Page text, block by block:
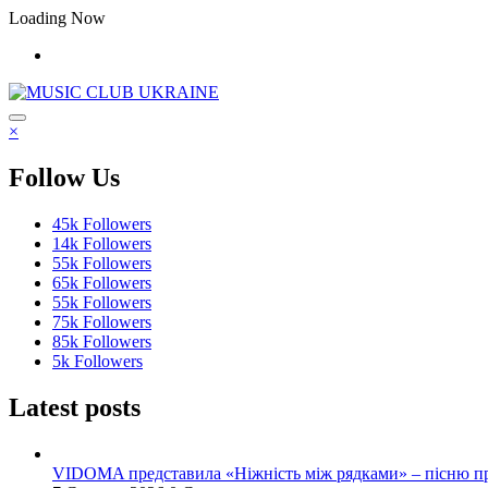
Перейти
контенту
Loading Now
×
Follow Us
45k Followers
14k Followers
55k Followers
65k Followers
55k Followers
75k Followers
85k Followers
5k Followers
Latest posts
VIDOMA представила «Ніжність між рядками» – пісню